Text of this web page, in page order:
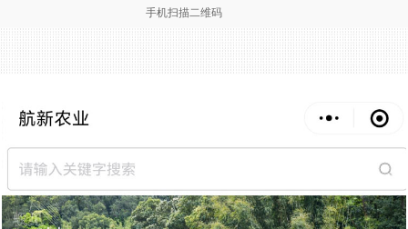
手机扫描二维码